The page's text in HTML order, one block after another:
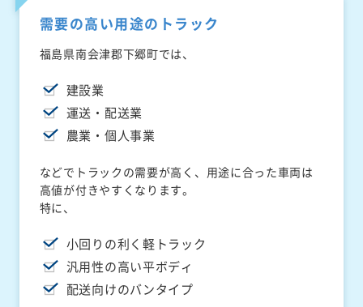
需要の高い用途のトラック
福島県南会津郡下郷町では、
建設業
運送・配送業
農業・個人事業
などでトラックの需要が高く、用途に合った車両は
高値が付きやすくなります。
特に、
小回りの利く軽トラック
汎用性の高い平ボディ
配送向けのバンタイプ